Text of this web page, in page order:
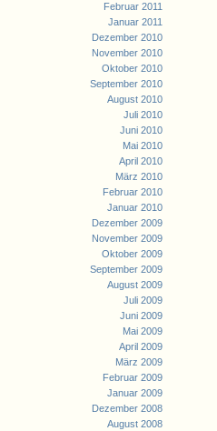
Februar 2011
Januar 2011
Dezember 2010
November 2010
Oktober 2010
September 2010
August 2010
Juli 2010
Juni 2010
Mai 2010
April 2010
März 2010
Februar 2010
Januar 2010
Dezember 2009
November 2009
Oktober 2009
September 2009
August 2009
Juli 2009
Juni 2009
Mai 2009
April 2009
März 2009
Februar 2009
Januar 2009
Dezember 2008
August 2008